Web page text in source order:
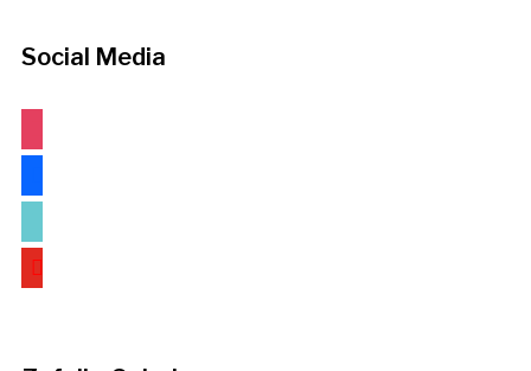
Social Media
youtube